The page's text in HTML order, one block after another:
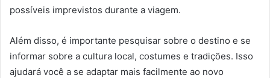
possíveis imprevistos durante a viagem.
Além disso, é importante pesquisar sobre o destino e se
informar sobre a cultura local, costumes e tradições. Isso
ajudará você a se adaptar mais facilmente ao novo